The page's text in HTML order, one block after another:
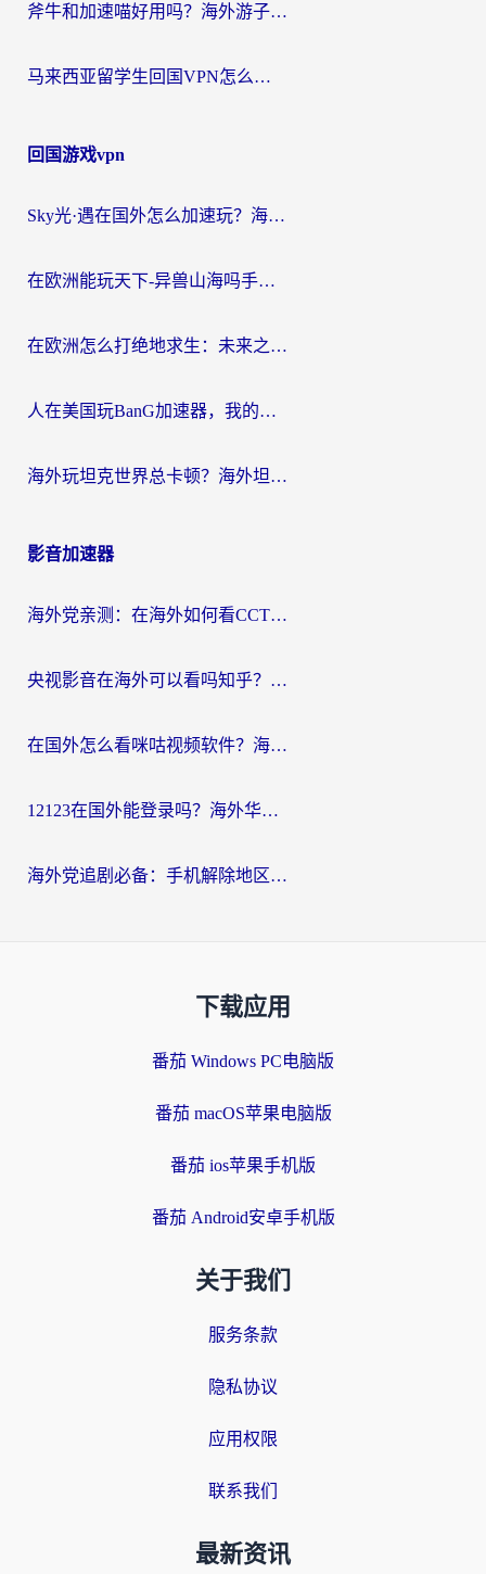
斧牛和加速喵好用吗？海外游子的真实选择困境
马来西亚留学生回国VPN怎么选？3个避坑点+1款实测好用的加速器推荐
回国游戏vpn
Sky光·遇在国外怎么加速玩？海外党亲测有效的国服游戏加速指南
在欧洲能玩天下-异兽山海吗手游？海外玩家的加速器生存指南
在欧洲怎么打绝地求生：未来之役不卡？留学生亲测的加速器避坑指南
人在美国玩BanG加速器，我的延迟终于绿了
海外玩坦克世界总卡顿？海外坦克世界加速器有哪些？实测好用的选择在这里
影音加速器
海外党亲测：在海外如何看CCTV？告别“仅限大陆播放”的实用指南
央视影音在海外可以看吗知乎？留学生亲测：3步解决地域限制+追剧自由
在国外怎么看咪咕视频软件？海外党亲测有效的回国加速方案
12123在国外能登录吗？海外华人必看的回国加速实用指南
海外党追剧必备：手机解除地区限制app怎么选？解决央视视频&国内剧地区限制全指南
下载应用
番茄 Windows PC电脑版
番茄 macOS苹果电脑版
番茄 ios苹果手机版
番茄 Android安卓手机版
关于我们
服务条款
隐私协议
应用权限
联系我们
最新资讯